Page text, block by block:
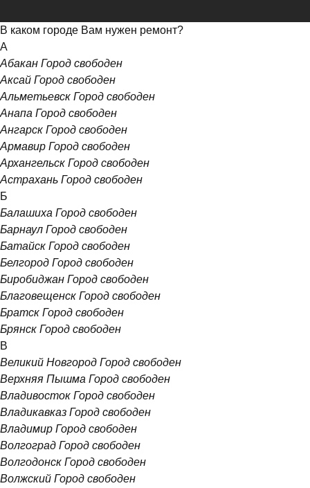
В каком городе Вам нужен ремонт?
А
Абакан Город свободен
Аксай Город свободен
Альметьевск Город свободен
Анапа Город свободен
Ангарск Город свободен
Армавир Город свободен
Архангельск Город свободен
Астрахань Город свободен
Б
Балашиха Город свободен
Барнаул Город свободен
Батайск Город свободен
Белгород Город свободен
Биробиджан Город свободен
Благовещенск Город свободен
Братск Город свободен
Брянск Город свободен
В
Великий Новгород Город свободен
Верхняя Пышма Город свободен
Владивосток Город свободен
Владикавказ Город свободен
Владимир Город свободен
Волгоград Город свободен
Волгодонск Город свободен
Волжский Город свободен